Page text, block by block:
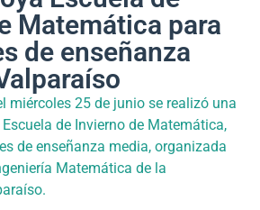
Matemática para
de enseñanza
miércoles 25 de junio se realizó una
de Invierno de Matemática,
de enseñanza media, organizada
Matemática de la